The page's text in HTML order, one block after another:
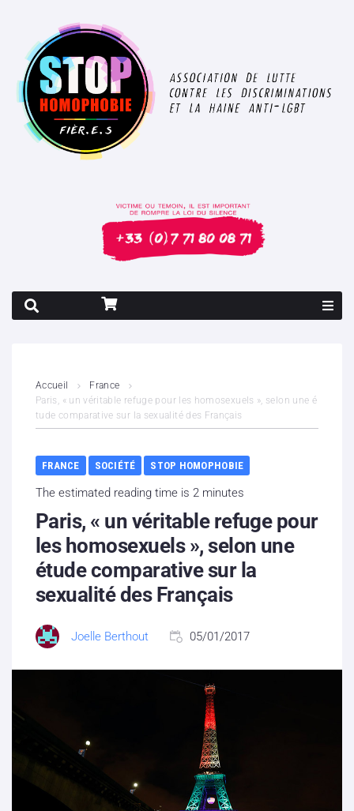
Contenus litigieux
Nous soutenir
Boutique
Partenaires
Contacts
Accueil
France
Paris, « un véritable refuge pour les homosexuels », selon une é
tude comparative sur la sexualité des Français
FRANCE SOCIÉTÉ STOP HOMOPHOBIE
The estimated reading time is 2 minutes
Paris, « un véritable refuge pour
les homosexuels », selon une
étude comparative sur la
sexualité des Français
Joelle Berthout 05/01/2017